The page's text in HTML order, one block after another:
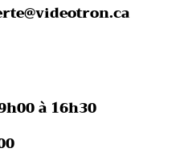
à 16h30